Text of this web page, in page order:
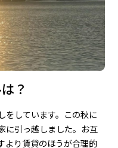
？
をしています。この秋に
に引っ越しました。お互
より賃貸のほうが合理的